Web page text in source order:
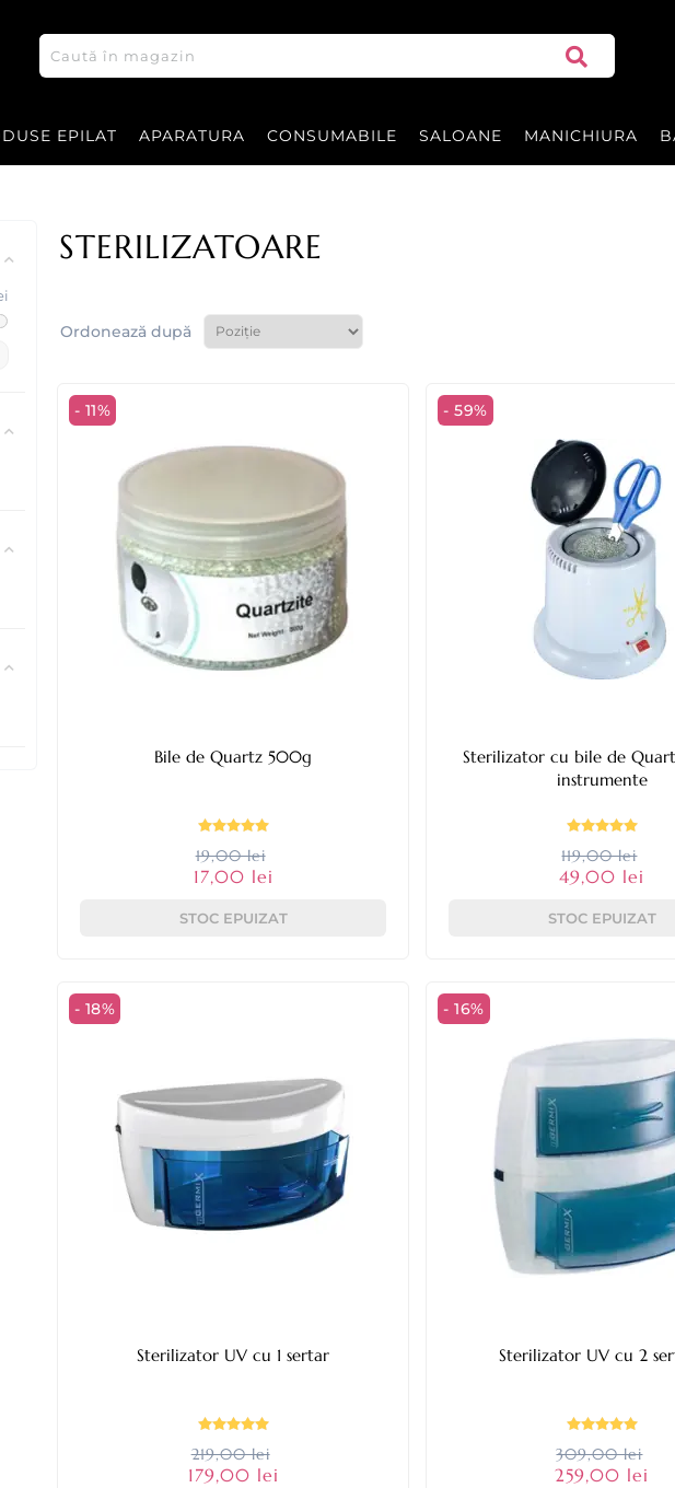
EPILAT APARATURA CONSUMABILE SALOANE MANICHIURA
STERILIZATOARE
Ordonează după
- 11%
Bile de Quartz 500g
19,00 lei
17,00 lei
STOC EPUIZAT
- 59%
Sterilizator cu bile de
instrumente
119,00 lei
49,00 lei
STOC EPUIZAT
- 18%
Sterilizator UV cu 1 sertar
219,00 lei
179,00 lei
- 16%
Sterilizator UV cu 2
309,00 lei
259,00 lei